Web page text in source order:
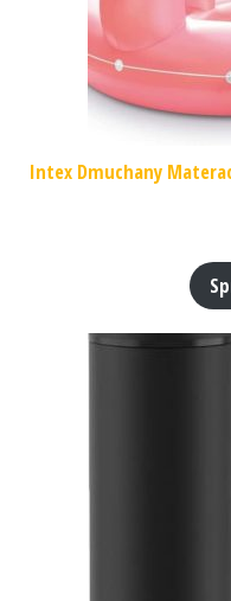
Intex Dmuchany